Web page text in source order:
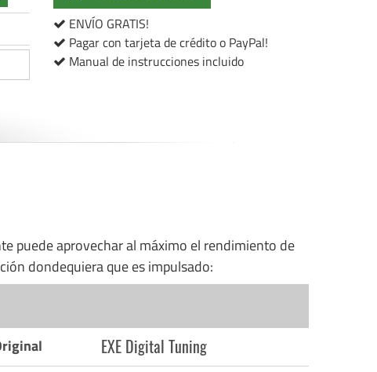
ENVÍO GRATIS!
Pagar con tarjeta de crédito o PayPal!
Manual de instrucciones incluido
puede aprovechar al máximo el rendimiento de
dondequiera que es impulsado:
EXE Digital Tuning